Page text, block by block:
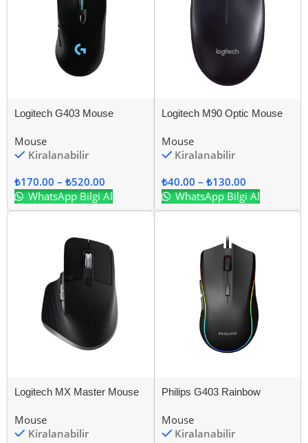
Logitech G403 Mouse
Mouse
Kiralanabilir
₺170.00 – ₺520.00
WhatsApp Bilgi Al
Logitech M90 Optic Mouse
Mouse
Kiralanabilir
₺40.00 – ₺130.00
WhatsApp Bilgi Al
Logitech MX Master Mouse
Mouse
Kiralanabilir
Philips G403 Rainbow
Mouse
Kiralanabilir